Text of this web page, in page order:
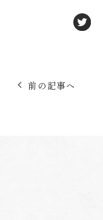
前の記事へ